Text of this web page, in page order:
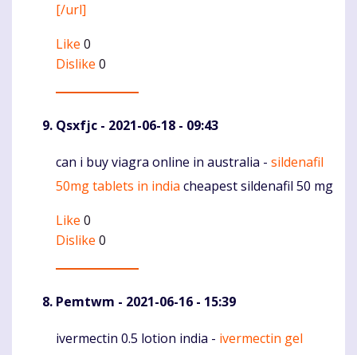
Komentaras
[/url]
Like 0
Dislike 0
Qsxfjc - 2021-06-18 - 09:43
Komentaras
can i buy viagra online in australia - sildenafil
50mg tablets in india cheapest sildenafil 50 mg
Like 0
Dislike 0
Pemtwm - 2021-06-16 - 15:39
Komentaras
ivermectin 0.5 lotion india - ivermectin gel